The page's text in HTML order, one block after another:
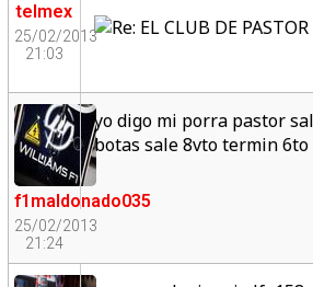
telmex
25/02/2013
21:03
f1maldonado035
25/02/2013
21:24
yo digo mi porra pastor
botas sale 8vto termin 6to